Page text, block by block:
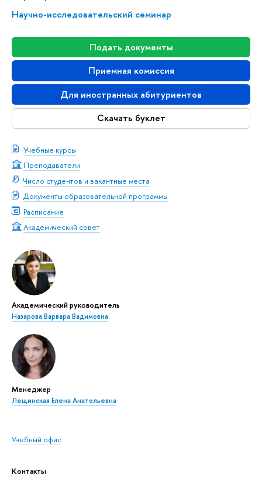
Научно-исследовательский семинар
Подать документы
Приемная комиссия
Для иностранных абитуриентов
Скачать буклет
Учебные курсы
Преподаватели
Число студентов и вакантные места
Документы образовательной программы
Расписание
Академический совет
Академический руководитель
Назарова Варвара Вадимовна
Менеджер
Лещинская Елена Анатольевна
Учебный офис
Контакты